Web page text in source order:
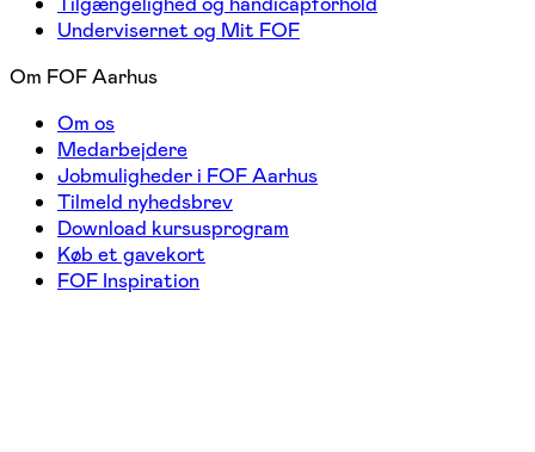
Undervisernet og Mit FOF
Om FOF Aarhus
Om os
Medarbejdere
Jobmuligheder i FOF Aarhus
Tilmeld nyhedsbrev
Download kursusprogram
Køb et gavekort
FOF Inspiration